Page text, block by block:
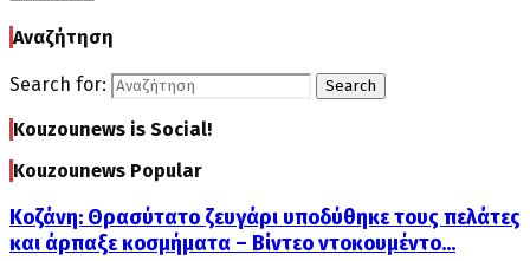
Αναζήτηση
Search for: Search
Kouzounews is Social!
Kouzounews Popular
Κοζάνη: Θρασύτατο ζευγάρι υποδύθηκε τους πελάτες
και άρπαξε κοσμήματα – Βίντεο ντοκουμέντο...